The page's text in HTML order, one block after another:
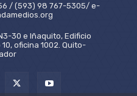
/ (593) 98 767-5305/ e-
30 e Iñaquito, Edificio
oficina 1002. Quito-